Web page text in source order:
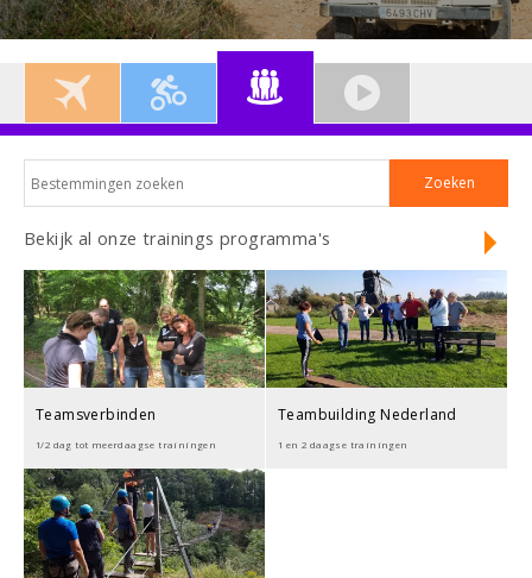
Bekijk al onze trainings programma's
Teamsverbinden
1/2 dag tot meerdaagse trainingen
Teambuilding Nederland
1 en 2 daagse trainingen